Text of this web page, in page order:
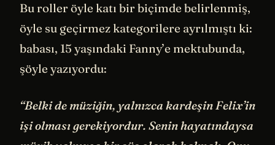
Bu roller öyle katı bir biçimde belirlenmiş,
öyle su geçirmez kategorilere ayrılmıştı ki:
babası, 15 yaşındaki Fanny’e mektubunda,
şöyle yazıyordu:
“Belki de müziğin, yalnızca kardeşin Felix’in
işi olması gerekiyordur. Senin hayatındaysa